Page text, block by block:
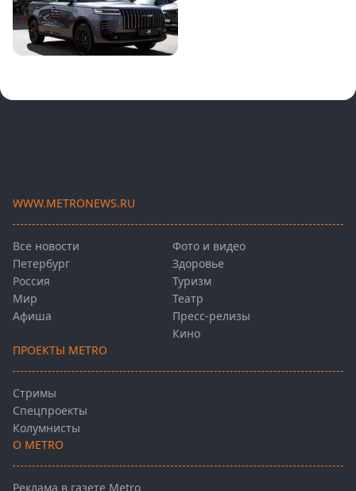
WWW.METRONEWS.RU
Все новости
Петербург
Россия
Мир
Афиша
Фото и видео
Здоровье
Туризм
Театр
Пресс-релизы
Кино
ПРОЕКТЫ METRO
Стримы
Спецпроекты
Колумнисты
О METRO
Реклама в газете Metro